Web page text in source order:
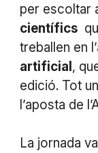
per escoltar
científics
treballen en
artificial ,
edició. Tot
l’aposta de
La jornada